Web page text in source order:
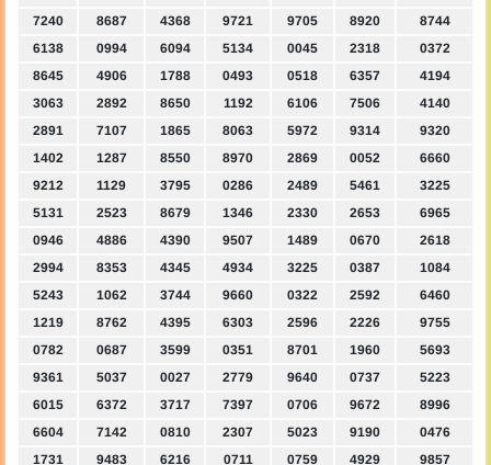
7240
8687 4368 9721 9705 8920
8744
6138
0994 6094 5134 0045 2318
0372
8645
4906 1788 0493 0518 6357
4194
3063
2892 8650 1192 6106 7506
4140
2891
7107 1865 8063 5972 9314
9320
1402
1287 8550 8970 2869 0052
6660
9212
1129 3795 0286 2489 5461
3225
5131
2523 8679 1346 2330 2653
6965
0946
4886 4390 9507 1489 0670
2618
2994
8353 4345 4934 3225 0387
1084
5243
1062 3744 9660 0322 2592
6460
1219
8762 4395 6303 2596 2226
9755
0782
0687 3599 0351 8701 1960
5693
9361
5037 0027 2779 9640 0737
5223
6015
6372 3717 7397 0706 9672
8996
6604
7142 0810 2307 5023 9190
0476
1731
9483 6216 0711 0759 4929 9857